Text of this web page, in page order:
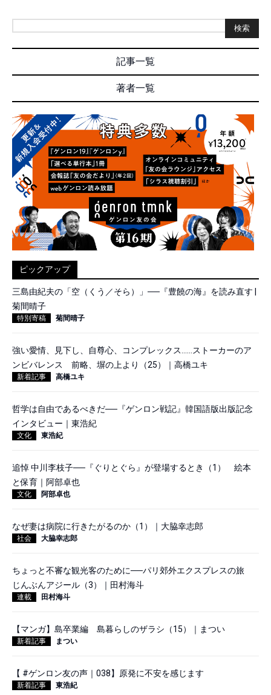
検索
記事一覧
著者一覧
ピックアップ
三島由紀夫の「空（くう／そら）」──『豊饒の海』を読み直す |
菊間晴子
特別寄稿 菊間晴子
強い愛情、見下し、自尊心、コンプレックス……ストーカーのア
ンビバレンス 前略、塀の上より（25）｜高橋ユキ
新着記事 高橋ユキ
哲学は自由であるべきだ──『ゲンロン戦記』韓国語版出版記念
インタビュー｜東浩紀
文化 東浩紀
追悼 中川李枝子──『ぐりとぐら』が登場するとき（1） 絵本
と保育｜阿部卓也
文化 阿部卓也
なぜ妻は病院に行きたがるのか（1）｜大脇幸志郎
社会 大脇幸志郎
ちょっと不審な観光客のために──パリ郊外エクスプレスの旅
じんぶんアジール（3）｜田村海斗
連載 田村海斗
【マンガ】島卒業編 島暮らしのザラシ（15）｜まつい
新着記事 まつい
【 #ゲンロン友の声｜038】原発に不安を感じます
新着記事 東浩紀